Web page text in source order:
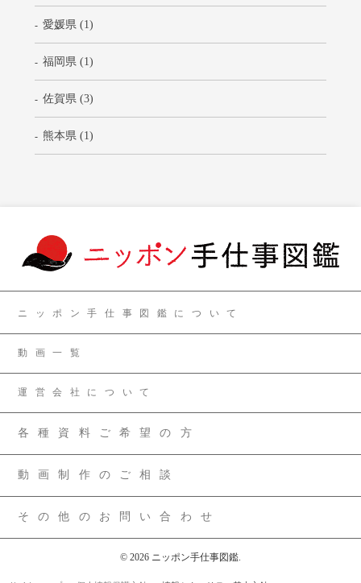
愛媛県 (1)
福岡県 (1)
佐賀県 (3)
熊本県 (1)
ニッポン手仕事図鑑について
動画一覧
運営会社について
各種資料ご希望の方
動画制作のご相談
その他のお問い合わせ
© 2026 ニッポン手仕事図鑑.